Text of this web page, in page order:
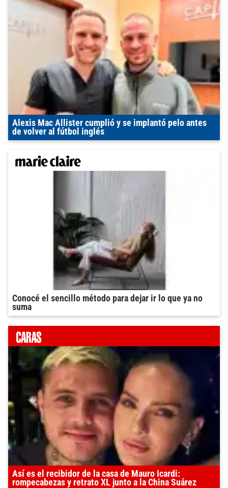
Alexis Mac Allister cumplió y se implantó pelo antes
de volver al fútbol inglés
Conocé el sencillo método para dejar ir lo que ya no
suma
Así es el recibidor de la casa de Mauro Icardi:
rompecabezas y retrato XL junto a la China Suárez